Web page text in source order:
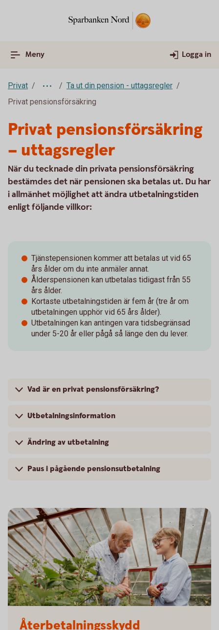
Meny Logga in
Privat
Ta ut din pension - uttagsregler
Privat pensionsförsäkring
Privat pensionsförsäkring
– uttagsregler
När du tecknade din privata pensionsförsäkring
bestämdes det när pensionen ska betalas ut. Du har
i allmänhet möjlighet att ändra utbetalningstiden
enligt följande villkor:
Tjänstepensionen kommer att betalas ut vid 65
års ålder om du inte anmäler annat.
Ålderspensionen kan utbetalas tidigast från 55
års ålder.
Kortaste utbetalningstiden är fem år (tre år om
utbetalningen upphör vid 65 års ålder).
Utbetalningen kan antingen vara tidsbegränsad
under 5-20 år eller pågå så länge den du lever.
Vad är en privat pensionsförsäkring?
Utbetalningsinformation
Ändring av utbetalning
Paus i pågående pensionsutbetalning
Återbetalningsskydd